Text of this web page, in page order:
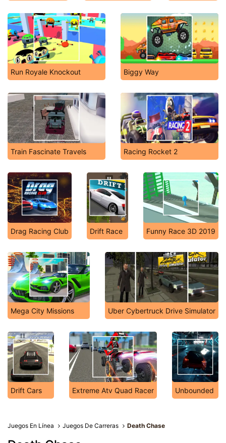
Run Royale Knockout Biggy Way
Train Fascinate Travels Racing Rocket 2
Drag Racing Club Drift Race Funny Race 3D 2019
Mega City Missions Uber Cybertruck Drive Simulator
Drift Cars Extreme Atv Quad Racer Unbounded
Juegos En Línea Juegos De Carreras Death Chase